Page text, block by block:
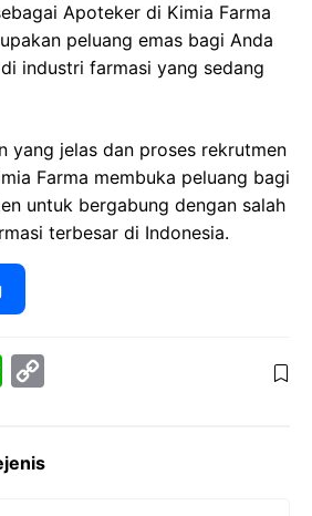
Apoteker di Kimia Farma
peluang emas bagi Anda
industri farmasi yang sedang
yang jelas dan proses rekrutmen
Farma membuka peluang bagi
untuk bergabung dengan salah
terbesar di Indonesia.
W
t
y